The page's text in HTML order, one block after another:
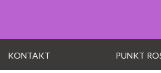
KONTAKT PUNKT